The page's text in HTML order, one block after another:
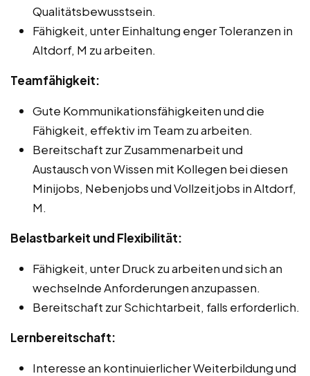
Qualitätsbewusstsein.
Fähigkeit, unter Einhaltung enger Toleranzen in
Altdorf, M zu arbeiten.
Teamfähigkeit:
Gute Kommunikationsfähigkeiten und die
Fähigkeit, effektiv im Team zu arbeiten.
Bereitschaft zur Zusammenarbeit und
Austausch von Wissen mit Kollegen bei diesen
Minijobs, Nebenjobs und Vollzeitjobs in Altdorf,
M.
Belastbarkeit und Flexibilität:
Fähigkeit, unter Druck zu arbeiten und sich an
wechselnde Anforderungen anzupassen.
Bereitschaft zur Schichtarbeit, falls erforderlich.
Lernbereitschaft:
Interesse an kontinuierlicher Weiterbildung und